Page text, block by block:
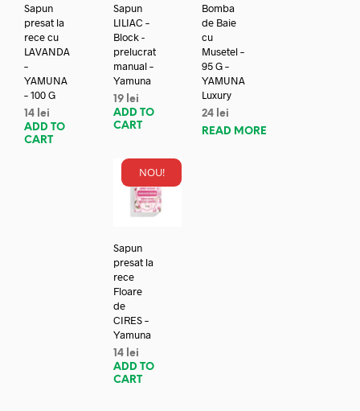
Sapun
presat la
rece cu
LAVANDA
–
YAMUNA
– 100 G
14 lei
ADD TO
CART
Sapun
LILIAC –
Block -
prelucrat
manual –
Yamuna
19 lei
ADD TO
CART
Bomba
de Baie
cu
Musetel –
95 G –
YAMUNA
Luxury
24 lei
READ MORE
NOU!
Sapun
presat la
rece
Floare
de
CIRES –
Yamuna
14 lei
ADD TO
CART